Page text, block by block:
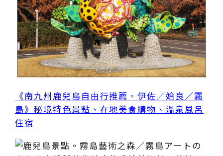
《南九州鹿兒島自由行推薦。伊佐／姶良／霧
島》秘境特色景點、在地美食購物、溫泉風呂
住宿